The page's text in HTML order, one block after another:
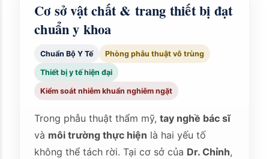
Cơ sở vật chất & trang thiết bị đạt
chuẩn y khoa
Chuẩn Bộ Y Tế Phòng phẫu thuật vô trùng
Thiết bị y tế hiện đại
Kiểm soát nhiễm khuẩn nghiêm ngặt
Trong phẫu thuật thẩm mỹ,tay nghề bác sĩ
và môi trường thực hiện là hai yếu tố
không thể tách rời. Tại cơ sở của Dr. Chỉnh,